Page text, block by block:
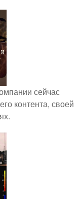
сейчас
контента, своей